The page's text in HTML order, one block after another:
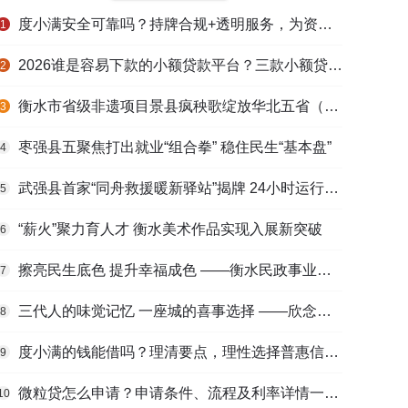
1 度小满安全可靠吗？持牌合规+透明服务，为资金周转筑牢多重保障
2 2026谁是容易下款的小额贷款平台？三款小额贷款产品全面对比
3 衡水市省级非遗项目景县疯秧歌绽放华北五省（区）市舞蹈大赛舞台
4 枣强县五聚焦打出就业“组合拳” 稳住民生“基本盘”
5 武强县首家“同舟救援暖新驿站”揭牌 24小时运行守护户外劳动者
6 “薪火”聚力育人才 衡水美术作品实现入展新突破
7 擦亮民生底色 提升幸福成色 ——衡水民政事业高质量发展综述
8 三代人的味觉记忆 一座城的喜事选择 ——欣念饺子二十九载匠心传承路
9 度小满的钱能借吗？理清要点，理性选择普惠信贷服务
微粒贷怎么申请？申请条件、流程及利率详情一文看懂